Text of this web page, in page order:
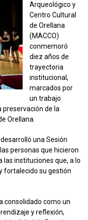
Arqueológico y
Centro Cultural
de Orellana
(MACCO)
conmemoró
diez años de
trayectoria
institucional,
marcados por
un trabajo
preservación de la
Orellana.
una Sesión
personas que hicieron
las instituciones que, a lo
fortalecido su gestión
consolidado como un
y reflexión,